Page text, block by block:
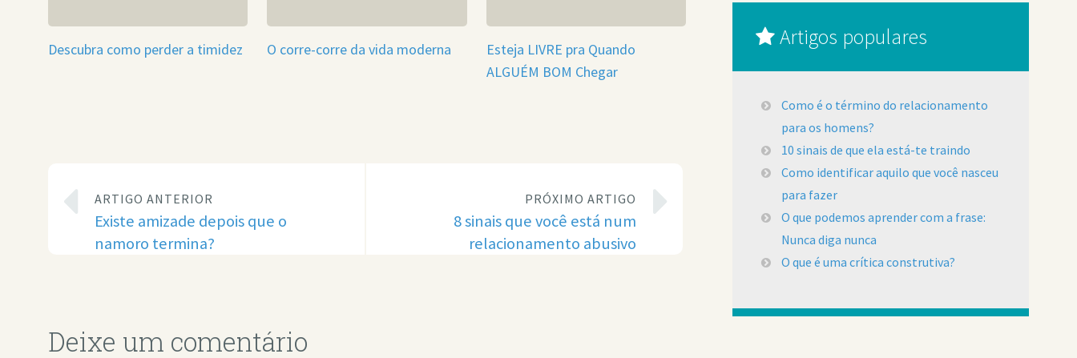
Descubra como perder a timidez O corre-corre da vida moderna
Esteja LIVRE pra Quando
ALGUÉM BOM Chegar
ARTIGO ANTERIOR
Existe amizade depois que o
namoro termina?
PRÓXIMO ARTIGO
8 sinais que você está num
relacionamento abusivo
Deixe um comentário
Artigos populares
Como é o término do relacionamento
para os homens?
10 sinais de que ela está-te traindo
Como identificar aquilo que você nasceu
para fazer
O que podemos aprender com a frase:
Nunca diga nunca
O que é uma crítica construtiva?